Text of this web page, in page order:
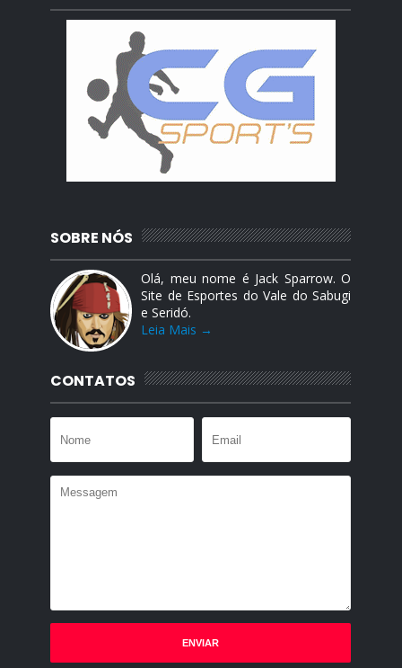
SOBRE NÓS
Olá, meu nome é Jack Sparrow. O
Site de Esportes do Vale do Sabugi
e Seridó.
Leia Mais →
CONTATOS